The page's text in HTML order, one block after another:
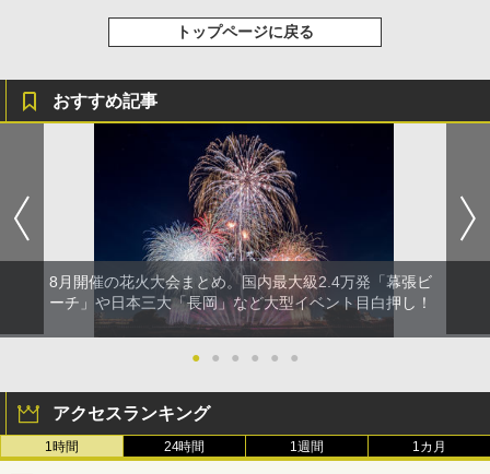
トップページに戻る
おすすめ記事
8月開催の花火大会まとめ。国内最大級2.4万発「幕張ビ
ーチ」や日本三大「長岡」など大型イベント目白押し！
● ● ● ● ● ●
アクセスランキング
1時間 24時間 1週間 1カ月